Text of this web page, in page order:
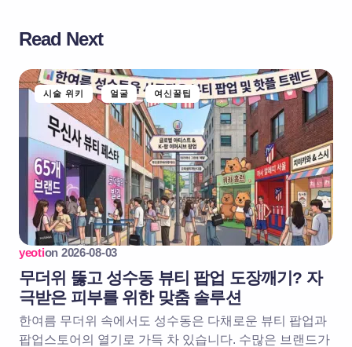
Read Next
시술 위키 얼굴 여신꿀팁
yeotion 2026-08-03
무더위 뚫고 성수동 뷰티 팝업 도장깨기? 자
극받은 피부를 위한 맞춤 솔루션
한여름 무더위 속에서도 성수동은 다채로운 뷰티 팝업과
팝업스토어의 열기로 가득 차 있습니다. 수많은 브랜드가